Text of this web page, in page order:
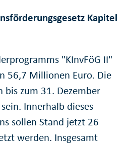
Kapitel
"KInvFöG II"
56,7 Millionen Euro. Die
bis zum 31. Dezember
Innerhalb dieses
sollen Stand jetzt 26
werden. Insgesamt